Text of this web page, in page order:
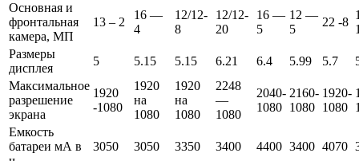
Основная и
фронтальная
камера, МП
13 – 2
16 —
4
12/12-
8
12/12-
20
16 —
5
12 —
5
22 -8
Размеры
дисплея
5 5.15 5.15 6.21 6.4 5.99 5.7
Максимальное
разрешение
экрана
1920
-1080
1920
на
1080
1920
на
1080
2248
—
1080
2040-
1080
2160-
1080
1920-
1080
Емкость
батареи мА в
3050 3050 3350 3400 4400 3400 4070